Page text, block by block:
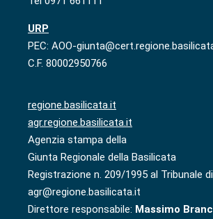
URP
PEC: AOO-
C.F. 80002950766
regione.basilicata.it
agr.regione.basilicata.it
Agenzia stampa della
Giunta Regionale della Basilicata
Registrazione n. 209/1995 al Tribunale
agr@regione.basilicata.it
Direttore responsabile: Massimo